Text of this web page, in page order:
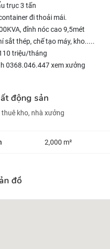
trục 3 tấn
đi thoải mái.
đỉnh nóc cao 9,5mét
sắt thép, chế tạo máy, kho.....
triệu/tháng
0368.046.447 xem xưởng
động sản
thuê kho, nhà xưởng
2,000 m²
đồ